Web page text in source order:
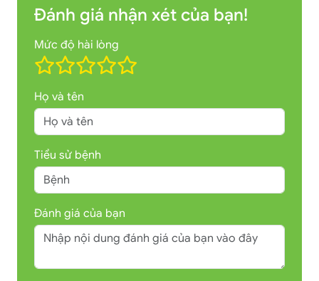
Đánh giá nhận xét của bạn!
Mức độ hài lòng
Họ và tên
Tiểu sử bệnh
Đánh giá của bạn